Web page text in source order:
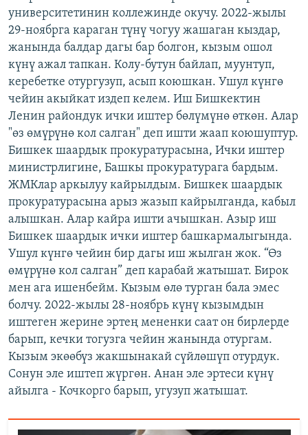
университетинин коллежинде окучу. 2022-жылы
29-ноябрга караган түнү чогуу жашаган кыздар,
жанында балдар дагы бар болгон, кызым ошол
күнү ажал тапкан. Колу-бутун байлап, муунтуп,
керебетке отургузуп, асып коюшкан. Ушул күнгө
чейин акыйкат издеп келем. Иш Бишкектин
Ленин райондук ички иштер бөлүмүнө өткөн. Алар
"өз өмүрүнө кол салган" деп ишти жаап коюшуптур.
Бишкек шаардык прокуратурасына, Ички иштер
министрлигине, Башкы прокуратурага бардым.
ЖМКлар аркылуу кайрылдым. Бишкек шаардык
прокуратурасына арыз жазып кайрылганда, кабыл
алышкан. Алар кайра ишти ачышкан. Азыр иш
Бишкек шаардык ички иштер башкармалыгында.
Ушул күнгө чейин бир дагы иш жылган жок. “Өз
өмүрүнө кол салган” деп карабай жатышат. Бирок
мен ага ишенбейм. Кызым өлө турган бала эмес
болчу. 2022-жылы 28-ноябрь күнү кызымдын
иштеген жерине эртең мененки саат он бирлерде
барып, кечки тогузга чейин жанында отургам.
Кызым экөөбүз жакшынакай сүйлөшүп отурдук.
Сонун эле иштеп жүргөн. Анан эле эртеси күнү
айылга - Кочкорго барып, угузуп жатышат.